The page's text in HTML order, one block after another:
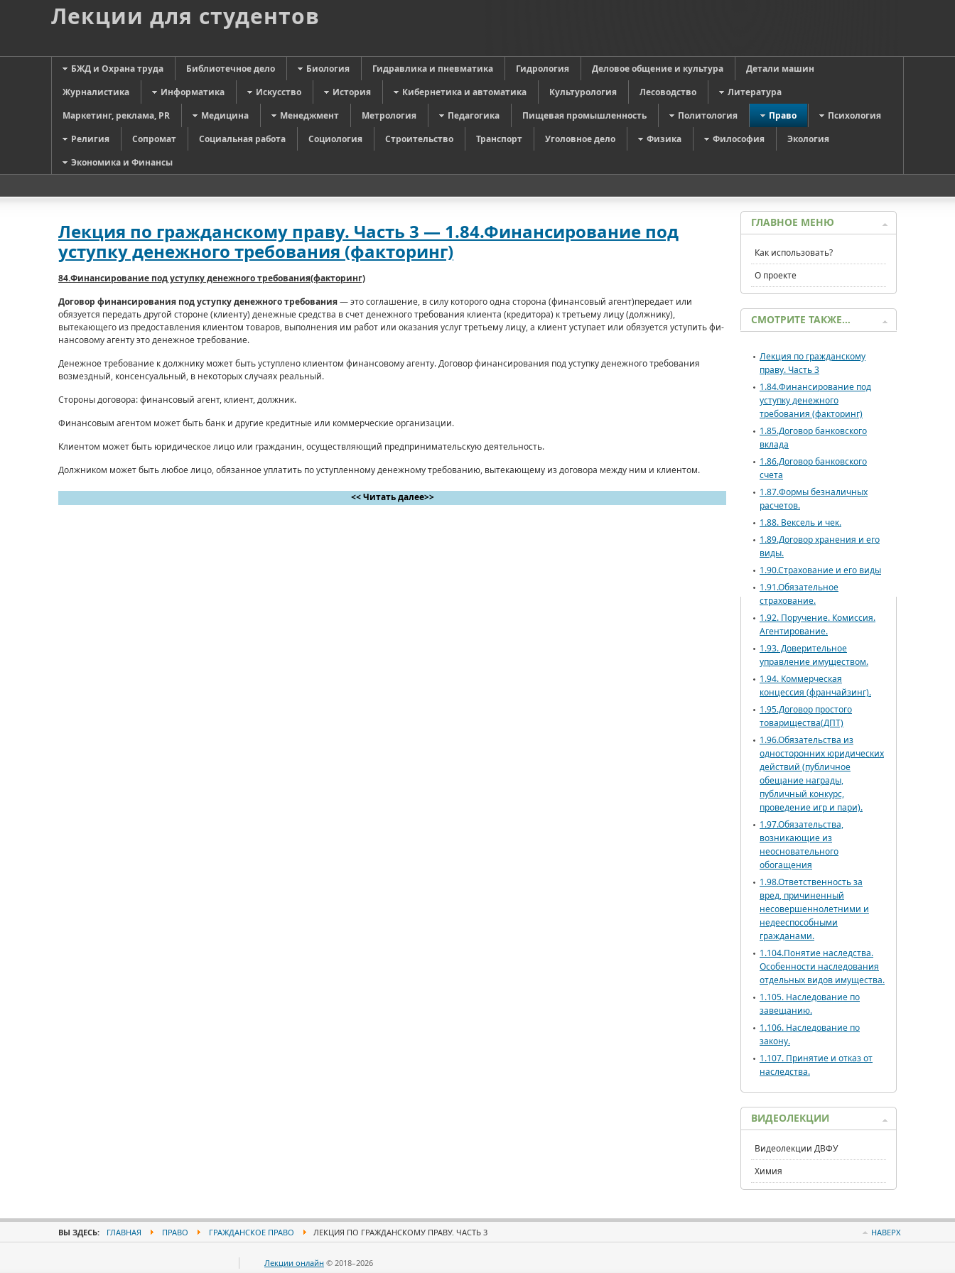
Лекции для студентов
БЖД и Охрана труда Библиотечное дело Биология Гидравлика и пневматика Гидрология Деловое общение и культура
Детали машин
Журналистика
Информатика Искусство История Кибернетика и автоматика Культурология Лесоводство
Литература
Маркетинг, реклама, PR
Медицина Менеджмент Метрология Педагогика Пищевая промышленность Политология Право
Психология
Религия
Сопромат Социальная работа Социология Строительство Транспорт Уголовное дело Физика Философия
Экология
Экономика и Финансы
Лекция по гражданскому праву. Часть 3 — 1.84.Финансирование под
уступку денежного требования (факторинг)
84.Финансирование под уступку денежного требования(факторинг)
Договор финансирования под уступку денежного требования— это соглашение, в силу которого одна сторо­на (финансовый агент)передает или
обязуется передать другой стороне (клиенту) денежные средства в счет де­нежного требования клиента (кредитора) к третьему лицу (должнику),
вытекающего из предоставления клиентом товаров, выполнения им работ или оказания услуг третье­му лицу, а клиент уступает или обязуется уступить фи­
нансовому агенту это денежное требование.
Денежное требование к должнику может быть уступ­лено клиентом финансовому агенту. Договор финансирования под уступку денежного тре­бования
возмездный, консенсуальный, в некоторых случаях реальный.
Стороны договора: финансовый агент, клиент, должник.
Финансовым агентом может быть банк и другие кредит­ные или коммерческие организации.
Клиентом может быть юридическое лицо или гражданин, осуществляющий предпринимательскую деятельность.
Должником может быть любое лицо, обязанное уплатить по уступленному денежному требованию, вытекающему из договора между ним и клиентом.
<< Читать далее>>
ГЛАВНОЕ МЕНЮ
Как использовать?
О проекте
СМОТРИТЕ ТАКЖЕ…
Лекция по гражданскому
праву. Часть 3
1.84.Финансирование под
уступку денежного
требования (факторинг)
1.85.Договор банковского
вклада
1.86.Договор банковского
счета
1.87.Формы безналичных
расчетов.
1.88. Вексель и чек.
1.89.Договор хранения и его
виды.
1.90.Страхование и его виды
1.91.Обязательное
страхование.
1.92. Поручение. Комиссия.
Агентирование.
1.93. Доверительное
управление имуществом.
1.94. Коммерческая
концессия (франчайзинг).
1.95.Договор простого
товарищества(ДПТ)
1.96.Обязательства из
односторонних юридических
действий (публичное
обещание награды,
публичный конкурс,
проведение игр и пари).
1.97.Обязательства,
возникающие из
неосновательного
обогащения
1.98.Ответственность за
вред, причиненный
несовершеннолетними и
недееспособными
гражданами.
1.104.Понятие наследства.
Особенности наследования
отдельных видов имущества.
1.105. Наследование по
завещанию.
1.106. Наследование по
закону.
1.107. Принятие и отказ от
наследства.
ВИДЕОЛЕКЦИИ
Видеолекции ДВФУ
Химия
ВЫ ЗДЕСЬ: ГЛАВНАЯ ПРАВО ГРАЖДАНСКОЕ ПРАВО ЛЕКЦИЯ ПО ГРАЖДАНСКОМУ ПРАВУ. ЧАСТЬ 3 НАВЕРХ
Лекции онлайн © 2018–2026